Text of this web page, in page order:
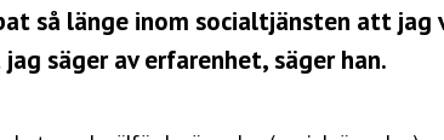
så länge inom socialtjänsten att jag
säger av erfarenhet, säger han.